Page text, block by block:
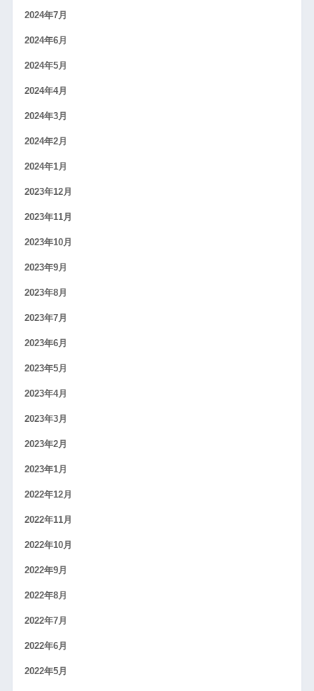
2024年7月
2024年6月
2024年5月
2024年4月
2024年3月
2024年2月
2024年1月
2023年12月
2023年11月
2023年10月
2023年9月
2023年8月
2023年7月
2023年6月
2023年5月
2023年4月
2023年3月
2023年2月
2023年1月
2022年12月
2022年11月
2022年10月
2022年9月
2022年8月
2022年7月
2022年6月
2022年5月